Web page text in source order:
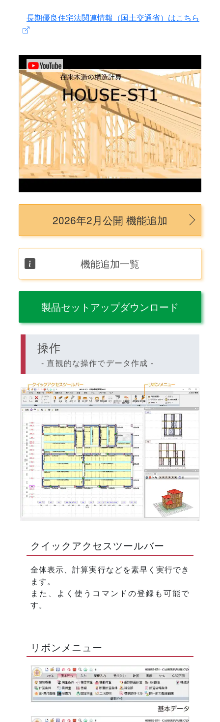
長期優良住宅法関連情報（国土交通省）はこちら
2026年2月公開 機能追加
機能追加一覧
製品セットアップダウンロード
操作
- 直観的な操作でデータ作成 -
クイックアクセスツールバー
全体表示、計算実行などを素早く実行でき
ます。
また、よく使うコマンドの登録も可能で
す。
リボンメニュー